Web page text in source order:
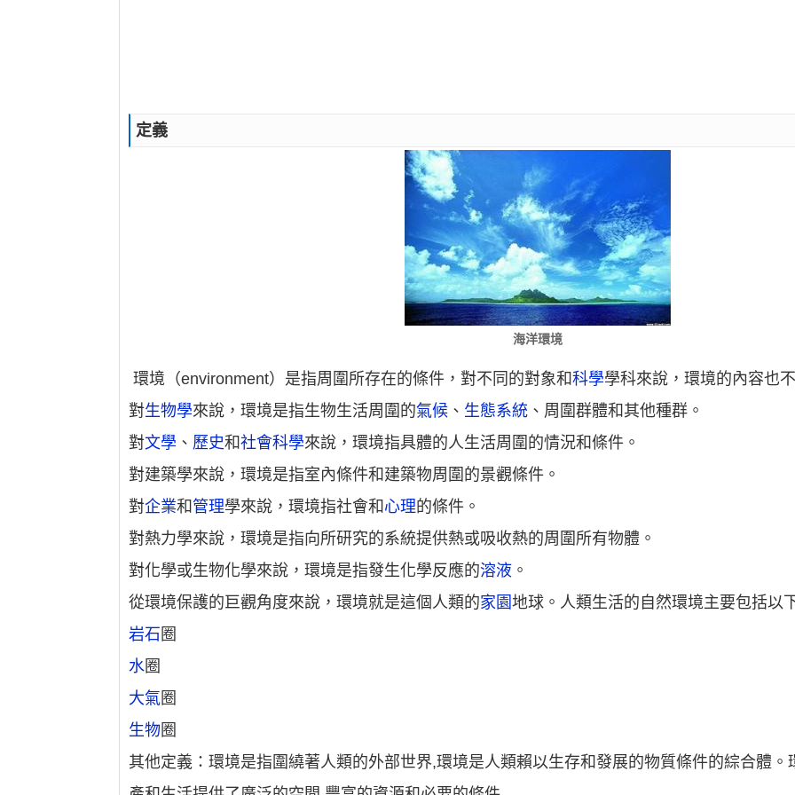
定義
海洋環境
環境（environment）是指周圍所存在的條件，對不同的對象和科學學科來說，環境的內容也
對生物學來說，環境是指生物生活周圍的氣候 、 生態系統 、周圍群體和其他種群。
對文學 、 歷史和社會科學來說，環境指具體的人生活周圍的情況和條件。
對建築學來說，環境是指室內條件和建築物周圍的景觀條件。
對企業和 管理學來說，環境指社會和 心理的條件。
對熱力學來說，環境是指向所研究的系統提供熱或吸收熱的周圍所有物體。
對化學或生物化學來說，環境是指發生化學反應的溶液 。
從環境保護的巨觀角度來說，環境就是這個人類的家園地球。人類生活的自然環境主要包括以
岩石 圈
水圈
大氣圈
生物 圈
其他定義：環境是指圍繞著人類的外部世界,環境是人類賴以生存和發展的物質條件的綜合體。